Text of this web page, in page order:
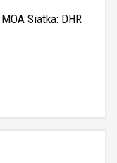
Siatka: DHR